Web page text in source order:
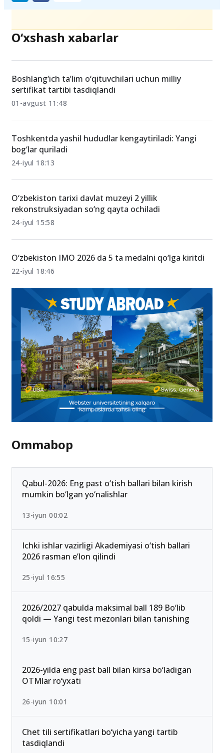
O‘xshash xabarlar
Boshlang‘ich ta’lim o‘qituvchilari uchun milliy
sertifikat tartibi tasdiqlandi
01-avgust 11:48
Toshkentda yashil hududlar kengaytiriladi: Yangi
bog‘lar quriladi
24-iyul 18:13
O‘zbekiston tarixi davlat muzeyi 2 yillik
rekonstruksiyadan so‘ng qayta ochiladi
24-iyul 15:58
O‘zbekiston IMO 2026 da 5 ta medalni qo‘lga kiritdi
22-iyul 18:46
Ommabop
Qabul-2026: Eng past o‘tish ballari bilan kirish
mumkin bo‘lgan yo‘nalishlar
13-iyun 00:02
Ichki ishlar vazirligi Akademiyasi o‘tish ballari
2026 rasman e’lon qilindi
25-iyul 16:55
2026/2027 qabulda maksimal ball 189 Bo‘lib
qoldi — Yangi test mezonlari bilan tanishing
15-iyun 10:27
2026-yilda eng past ball bilan kirsa bo‘ladigan
OTMlar ro‘yxati
26-iyun 10:01
Chet tili sertifikatlari bo‘yicha yangi tartib
tasdiqlandi